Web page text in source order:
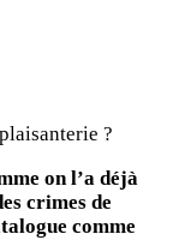
?
on l’a déjà
crimes de
comme